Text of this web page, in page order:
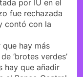
por IU en el
fue rechazada
contó con la
hay más
‘brotes verdes’
hay que añadir